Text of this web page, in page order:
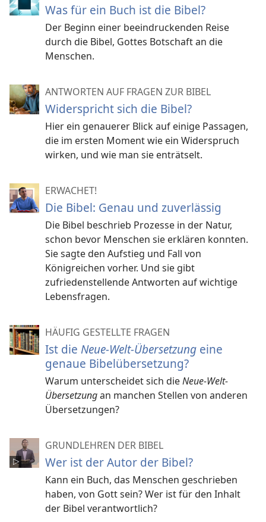
Was für ein Buch ist die Bibel?
Der Beginn einer beeindruckenden Reise
durch die Bibel, Gottes Botschaft an die
Menschen.
ANTWORTEN AUF FRAGEN ZUR BIBEL
Widerspricht sich die Bibel?
Hier ein genauerer Blick auf einige Passagen,
die im ersten Moment wie ein Widerspruch
wirken, und wie man sie enträtselt.
ERWACHET!
Die Bibel: Genau und zuverlässig
Die Bibel beschrieb Prozesse in der Natur,
schon bevor Menschen sie erklären konnten.
Sie sagte den Aufstieg und Fall von
Königreichen vorher. Und sie gibt
zufriedenstellende Antworten auf wichtige
Lebensfragen.
HÄUFIG GESTELLTE FRAGEN
Ist die Neue-Welt-Übersetzung eine
genaue Bibelübersetzung?
Warum unterscheidet sich dieNeue-Welt-
Übersetzungan manchen Stellen von anderen
Übersetzungen?
GRUNDLEHREN DER BIBEL
Wer ist der Autor der Bibel?
Kann ein Buch, das Menschen geschrieben
haben, von Gott sein? Wer ist für den Inhalt
der Bibel verantwortlich?